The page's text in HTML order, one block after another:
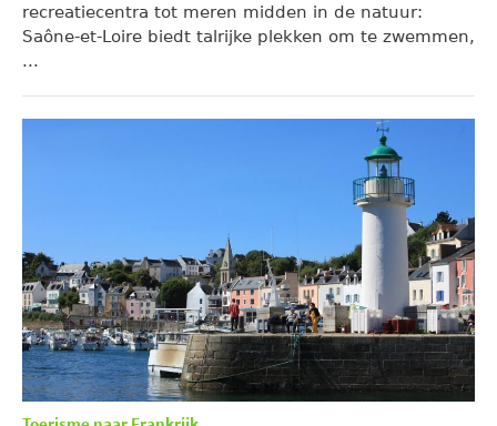
recreatiecentra tot meren midden in de natuur:
Saône-et-Loire biedt talrijke plekken om te zwemmen,
...